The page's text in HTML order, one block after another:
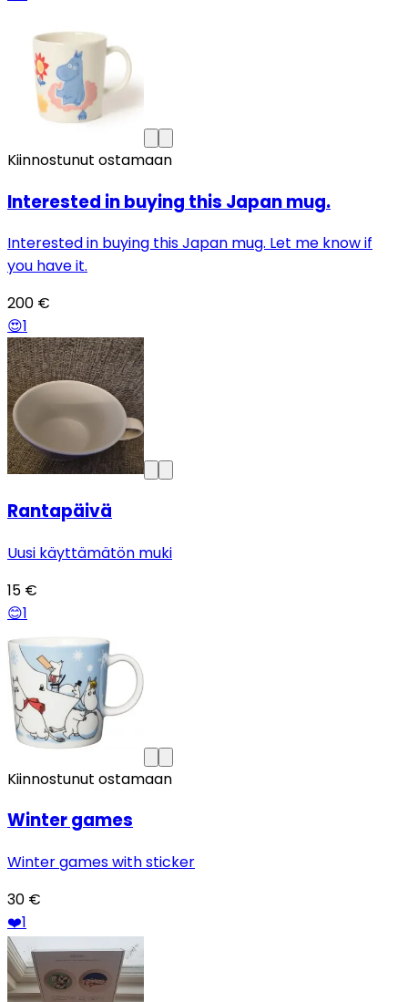
Kiinnostunut ostamaan
Interested in buying this Japan mug.
Interested in buying this Japan mug. Let me know if
you have it.
200 €
😍1
Rantapäivä
Uusi käyttämätön muki
15 €
😊1
Kiinnostunut ostamaan
Winter games
Winter games with sticker
30 €
❤️1